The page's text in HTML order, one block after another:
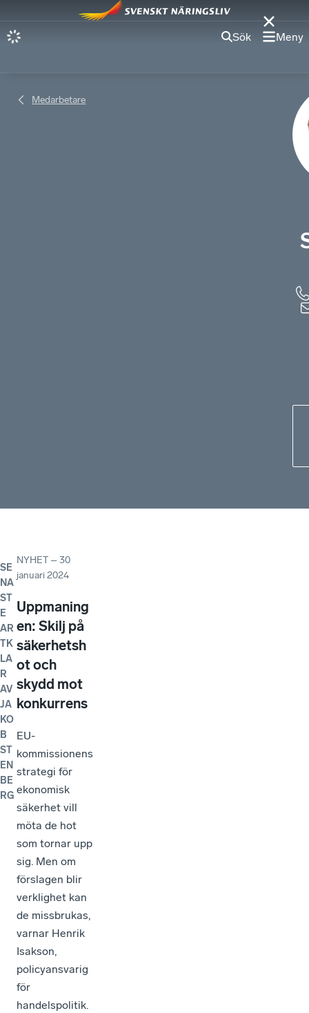
Sök Meny
Medarbetare
SE
NA
ST
E
AR
TK
LA
R
AV
JA
KO
B
ST
EN
BE
RG
NYHET –30
januari 2024
Uppmaning
en: Skilj på
säkerhetsh
ot och
skydd mot
konkurrens
EU-
kommissionens
strategi för
ekonomisk
säkerhet vill
möta de hot
som tornar upp
sig. Men om
förslagen blir
verklighet kan
de missbrukas,
varnar Henrik
Isakson,
policyansvarig
för
handelspolitik.